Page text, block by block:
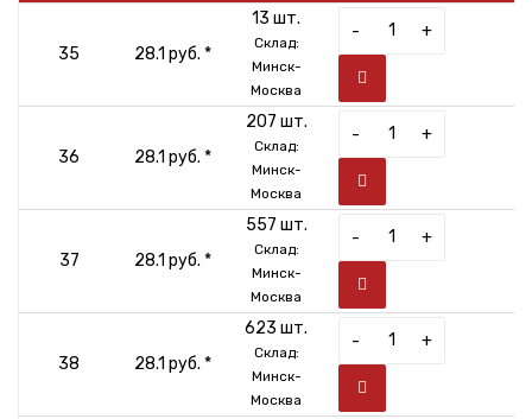
35 28.1 руб. *
13 шт.
Склад:
Минск-
Москва
- +
36 28.1 руб. *
207 шт.
Склад:
Минск-
Москва
- +
37 28.1 руб. *
557 шт.
Склад:
Минск-
Москва
- +
38 28.1 руб. *
623 шт.
Склад:
Минск-
Москва
- +